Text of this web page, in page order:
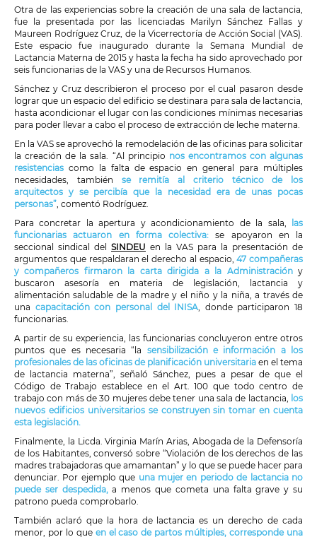
Otra de las experiencias sobre la creación de una sala de lactancia,
fue la presentada por las licenciadas Marilyn Sánchez Fallas y
Maureen Rodríguez Cruz, de la Vicerrectoría de Acción Social (VAS).
Este espacio fue inaugurado durante la Semana Mundial de
Lactancia Materna de 2015 y hasta la fecha ha sido aprovechado por
seis funcionarias de la VAS y una de Recursos Humanos.
Sánchez y Cruz describieron el proceso por el cual pasaron desde
lograr que un espacio del edificio se destinara para sala de lactancia,
hasta acondicionar el lugar con las condiciones mínimas necesarias
para poder llevar a cabo el proceso de extracción de leche materna.
En la VAS se aprovechó la remodelación de las oficinas para solicitar
la creación de la sala. “Al principio nos encontramos con algunas
resistencias como la falta de espacio en general para múltiples
necesidades, también se remitía al criterio técnico de los
arquitectos y se percibía que la necesidad era de unas pocas
personas” , comentó Rodríguez.
Para concretar la apertura y acondicionamiento de la sala, las
funcionarias actuaron en forma colectiva: se apoyaron en la
seccional sindical del SINDEU en la VAS para la presentación de
argumentos que respaldaran el derecho al espacio, 47 compañeras
y compañeros firmaron la carta dirigida a la Administracióny
buscaron asesoría en materia de legislación, lactancia y
alimentación saludable de la madre y el niño y la niña, a través de
una capacitación con personal del INISA , donde participaron 18
funcionarias.
A partir de su experiencia, las funcionarias concluyeron entre otros
puntos que es necesaria “la sensibilización e información a los
profesionales de las oficinas de planificación universitaria en el tema
de lactancia materna”, señaló Sánchez, pues a pesar de que el
Código de Trabajo establece en el Art. 100 que todo centro de
trabajo con más de 30 mujeres debe tener una sala de lactancia, los
nuevos edificios universitarios se construyen sin tomar en cuenta
esta legislación.
Finalmente, la Licda. Virginia Marín Arias, Abogada de la Defensoría
de los Habitantes, conversó sobre “Violación de los derechos de las
madres trabajadoras que amamantan” y lo que se puede hacer para
denunciar. Por ejemplo que una mujer en periodo de lactancia no
puede ser despedida, a menos que cometa una falta grave y su
patrono pueda comprobarlo.
También aclaró que la hora de lactancia es un derecho de cada
menor, por lo que en el caso de partos múltiples, corresponde una